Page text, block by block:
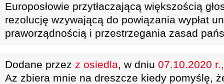
Europosłowie przytłaczającą większością
rezolucję wzywającą do powiązania wypłat
praworządnością i przestrzegania zasad
Dodane przez z osiedla, w dniu 07.10.2020
Az zbiera mnie na dreszcze kiedy pomyślę,